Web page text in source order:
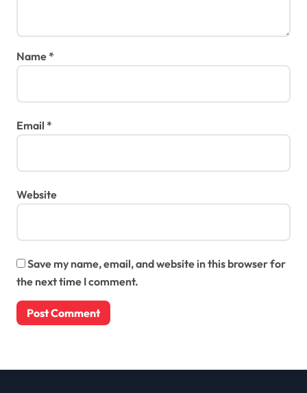
Name*
Email *
Website
Save my name, email, and website in this browser for
the next time I comment.